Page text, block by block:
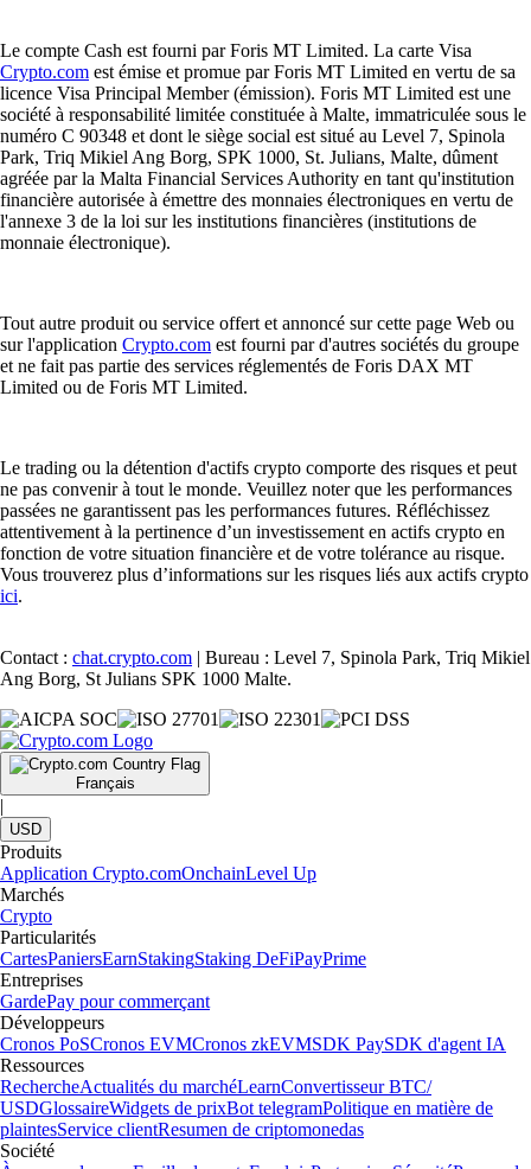
Le compte Cash est fourni par Foris MT Limited. La carte Visa
Crypto.com est émise et promue par Foris MT Limited en vertu de sa
licence Visa Principal Member (émission). Foris MT Limited est une
société à responsabilité limitée constituée à Malte, immatriculée sous le
numéro C 90348 et dont le siège social est situé au Level 7, Spinola
Park, Triq Mikiel Ang Borg, SPK 1000, St. Julians, Malte, dûment
agréée par la Malta Financial Services Authority en tant qu'institution
financière autorisée à émettre des monnaies électroniques en vertu de
l'annexe 3 de la loi sur les institutions financières (institutions de
monnaie électronique).
Tout autre produit ou service offert et annoncé sur cette page Web ou
sur l'application Crypto.com est fourni par d'autres sociétés du groupe
et ne fait pas partie des services réglementés de Foris DAX MT
Limited ou de Foris MT Limited.
Le trading ou la détention d'actifs crypto comporte des risques et peut
ne pas convenir à tout le monde. Veuillez noter que les performances
passées ne garantissent pas les performances futures. Réfléchissez
attentivement à la pertinence d’un investissement en actifs crypto en
fonction de votre situation financière et de votre tolérance au risque.
Vous trouverez plus d’informations sur les risques liés aux actifs crypto
ici.
Contact : chat.crypto.com | Bureau : Level 7, Spinola Park, Triq Mikiel
Ang Borg, St Julians SPK 1000 Malte.
Français
|
USD
Produits
Application Crypto.comOnchainLevel Up
Marchés
Crypto
Particularités
CartesPaniersEarnStakingStaking DeFiPayPrime
Entreprises
GardePay pour commerçant
Développeurs
Cronos PoSCronos EVMCronos zkEVMSDK PaySDK d'agent IA
Ressources
RechercheActualités du marchéLearnConvertisseur BTC/
USDGlossaireWidgets de prixBot telegramPolitique en matière de
plaintesService clientResumen de criptomonedas
Société